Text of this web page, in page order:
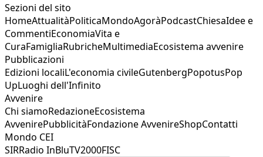
Sezioni del sito
HomeAttualitàPoliticaMondoAgoràPodcastChiesaIdee e
CommentiEconomiaVita e
CuraFamigliaRubricheMultimediaEcosistema avvenire
Pubblicazioni
Edizioni localiL'economia civileGutenbergPopotusPop
UpLuoghi dell'Infinito
Avvenire
Chi siamoRedazioneEcosistema
AvvenirePubblicitàFondazione AvvenireShopContatti
Mondo CEI
SIRRadio InBluTV2000FISC